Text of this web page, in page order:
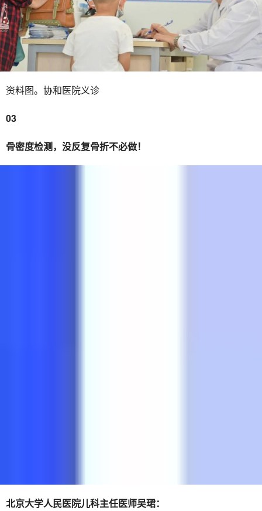
资料图。协和医院义诊
03
骨密度检测，没反复骨折不必做！
北京大学人民医院儿科主任医师吴珺：